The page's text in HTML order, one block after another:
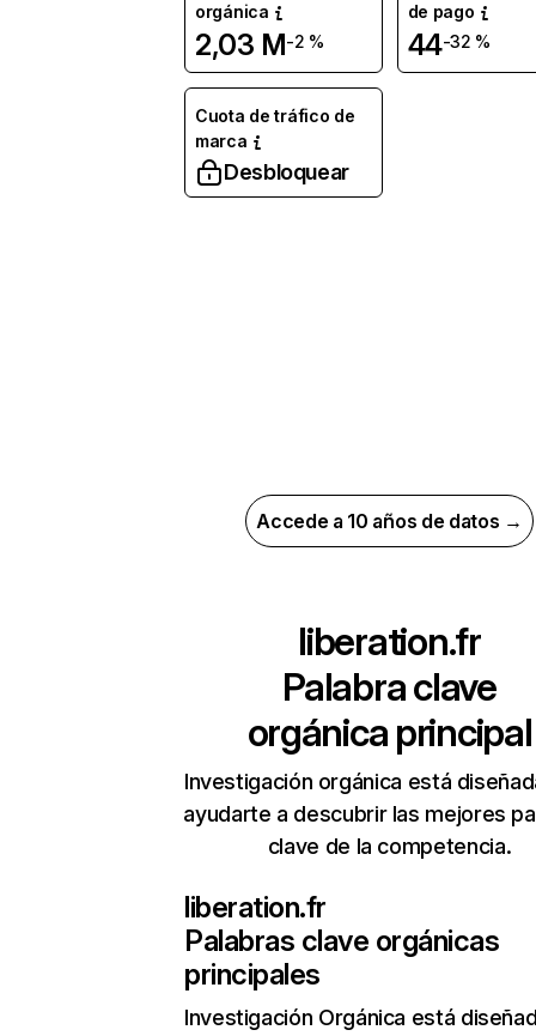
orgánica
2,03 M-2 %
de pago
44-32 %
Cuota de tráfico de
marca
Desbloquear
Accede a 10 años de datos →
liberation.fr
Palabra clave
orgánica principal
Investigación orgánica está
ayudarte a descubrir las mejores
clave de la competencia.
liberation.fr
Palabras clave orgánicas
principales
Investigación Orgánica está